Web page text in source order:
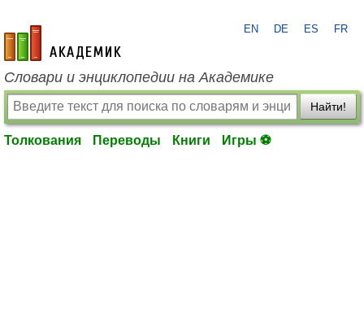
academic.ru
EN DE ES FR
Словари и энциклопедии на Академике
Найти!
Толкования Переводы Книги Игры ⚽